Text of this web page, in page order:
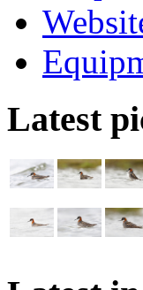
Latest